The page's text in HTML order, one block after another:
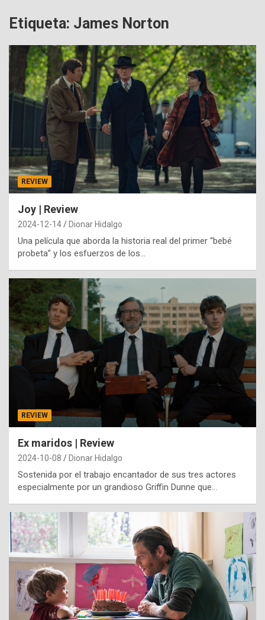
Etiqueta: James Norton
REVIEW
Joy | Review
2024-12-14 Dionar Hidalgo
Una película que aborda la historia real del primer “bebé
probeta” y los esfuerzos de los…
REVIEW
Ex maridos | Review
2024-10-08 Dionar Hidalgo
Sostenida por el trabajo encantador de sus tres actores
especialmente por un grandioso Griffin Dunne que…